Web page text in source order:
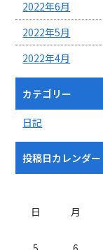
2022年6月
2022年5月
2022年4月
カテゴリー
日記
投稿日カレンダー
日
月